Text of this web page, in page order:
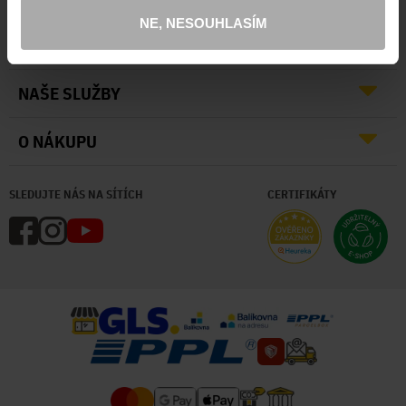
NE, NESOUHLASÍM
SLEDUJTE NÁS NA SÍTÍCH CERTIFIKÁTY
O NÁS
NAŠE SLUŽBY
O NÁKUPU